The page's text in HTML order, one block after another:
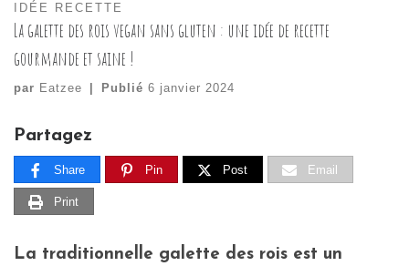
IDÉE RECETTE
La galette des rois vegan sans gluten : une idée de recette
gourmande et saine !
par Eatzee Publié6 janvier 2024
Partagez
Share Pin Post Email
Print
La traditionnelle galette des rois est un